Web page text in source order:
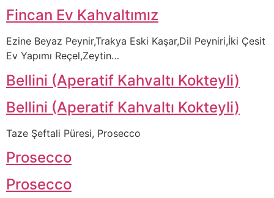
Fincan Ev Kahvaltımız
Ezine Beyaz Peynir,Trakya Eski Kaşar,Dil Peyniri,İki Çesit
Ev Yapımı Reçel,Zeytin…
Bellini (Aperatif Kahvaltı Kokteyli)
Bellini (Aperatif Kahvaltı Kokteyli)
Taze Şeftali Püresi, Prosecco
Prosecco
Prosecco